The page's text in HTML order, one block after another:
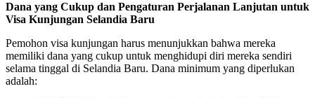
Dana yang Cukup dan Pengaturan Perjalanan Lanjutan untuk
Visa Kunjungan Selandia Baru
Pemohon visa kunjungan harus menunjukkan bahwa mereka
memiliki dana yang cukup untuk menghidupi diri mereka sendiri
selama tinggal di Selandia Baru. Dana minimum yang diperlukan
adalah: